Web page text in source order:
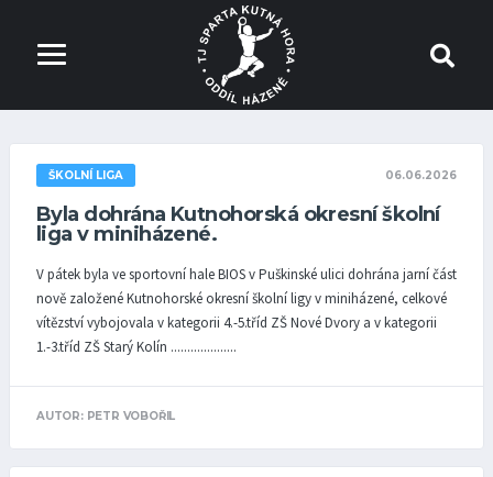
ŠKOLNÍ LIGA 06.06.2026
Byla dohrána Kutnohorská okresní školní
liga v miniházené.
V pátek byla ve sportovní hale BIOS v Puškinské ulici dohrána jarní část
nově založené Kutnohorské okresní školní ligy v miniházené, celkové
vítězství vybojovala v kategorii 4.-5.tříd ZŠ Nové Dvory a v kategorii
1.-3.tříd ZŠ Starý Kolín ....................
AUTOR: PETR VOBOŘIL